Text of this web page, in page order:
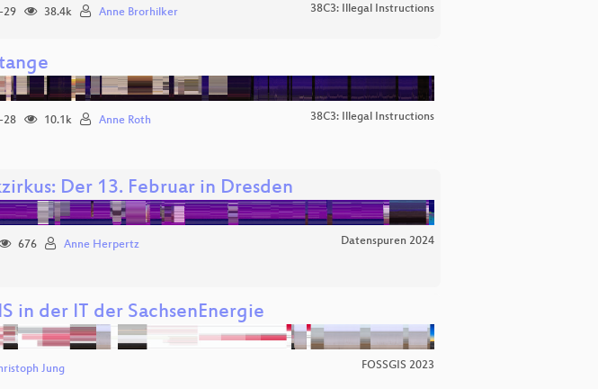
29 38.4k Anne Brorhilker 38C3: Illegal Instructions
28 10.1k Anne Roth 38C3: Illegal Instructions
Der 13. Februar in Dresden
676 Anne Herpertz Datenspuren 2024
in der IT der SachsenEnergie
Jung FOSSGIS 2023